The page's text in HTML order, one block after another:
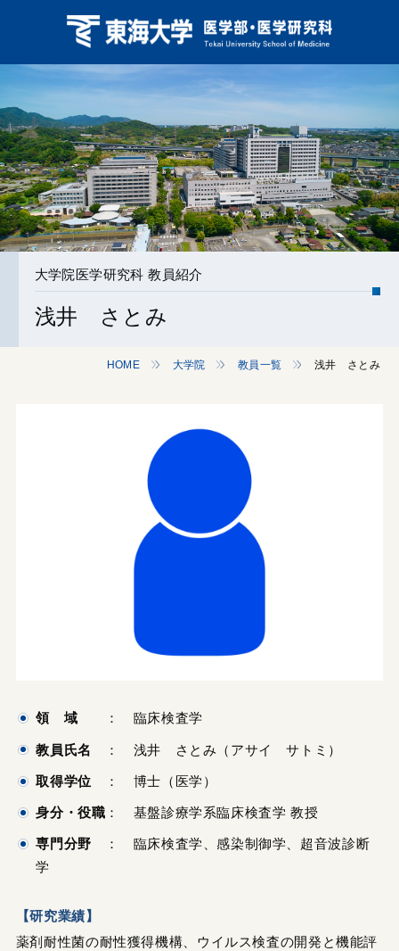
大学院医学研究科 教員紹介
浅井 さとみ
HOME 大学院 教員一覧 浅井 さとみ
領 域 ： 臨床検査学
教員氏名 ： 浅井 さとみ（アサイ サトミ）
取得学位 ： 博士（医学）
身分・役職 ： 基盤診療学系臨床検査学 教授
専門分野 ： 臨床検査学、感染制御学、超音波診断
学
【研究業績】
薬剤耐性菌の耐性獲得機構、ウイルス検査の開発と機能評